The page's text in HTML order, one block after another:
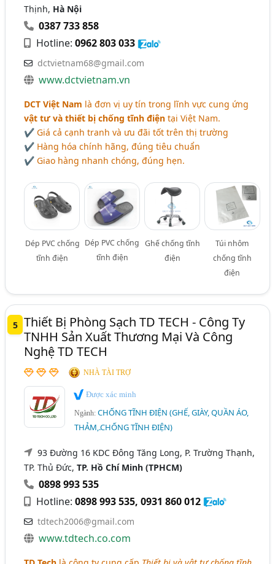
Thịnh, Hà Nội
0387 733 858
Hotline:0962 803 033
dctvietnam68@gmail.com
www.dctvietnam.vn
DCT Việt Nam là đơn vị uy tín trong lĩnh vực cung ứng
vật tư và thiết bị chống tĩnh điện tại Việt Nam.
✔ Giá cả cạnh tranh và ưu đãi tốt trên thị trường
✔ Hàng hóa chính hãng, đúng tiêu chuẩn
✔ Giao hàng nhanh chóng, đúng hẹn.
Dép PVC chống
tĩnh điện
Dép PVC chống
tĩnh điện
Ghế chống tĩnh
điện
Túi nhôm
chống tĩnh
điện
5 Thiết Bị Phòng Sạch TD TECH - Công Ty
TNHH Sản Xuất Thương Mại Và Công
Nghệ TD TECH
NHÀ TÀI TRỢ
Được xác minh
Ngành:CHỐNG TĨNH ĐIỆN (GHẾ, GIÀY, QUẦN ÁO,
THẢM,.CHỐNG TĨNH ĐIỆN)
93 Đường 16 KDC Đông Tăng Long, P. Trường Thạnh,
TP. Thủ Đức,TP. Hồ Chí Minh (TPHCM)
0898 993 535
Hotline:0898 993 535, 0931 860 012
tdtech2006@gmail.com
www.tdtech.co.com